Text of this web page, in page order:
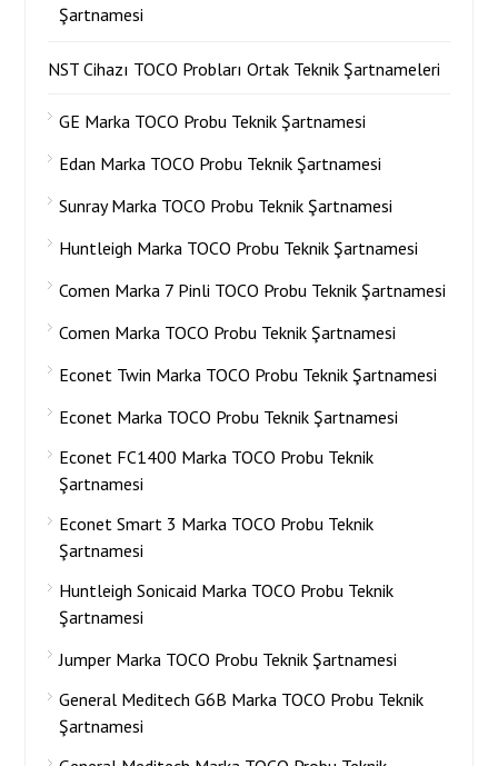
Şartnamesi
NST Cihazı TOCO Probları Ortak Teknik Şartnameleri
GE Marka TOCO Probu Teknik Şartnamesi
Edan Marka TOCO Probu Teknik Şartnamesi
Sunray Marka TOCO Probu Teknik Şartnamesi
Huntleigh Marka TOCO Probu Teknik Şartnamesi
Comen Marka 7 Pinli TOCO Probu Teknik Şartnamesi
Comen Marka TOCO Probu Teknik Şartnamesi
Econet Twin Marka TOCO Probu Teknik Şartnamesi
Econet Marka TOCO Probu Teknik Şartnamesi
Econet FC1400 Marka TOCO Probu Teknik
Şartnamesi
Econet Smart 3 Marka TOCO Probu Teknik
Şartnamesi
Huntleigh Sonicaid Marka TOCO Probu Teknik
Şartnamesi
Jumper Marka TOCO Probu Teknik Şartnamesi
General Meditech G6B Marka TOCO Probu Teknik
Şartnamesi